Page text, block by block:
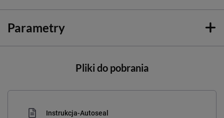
Parametry
Pliki do pobrania
Instrukcja-Autoseal